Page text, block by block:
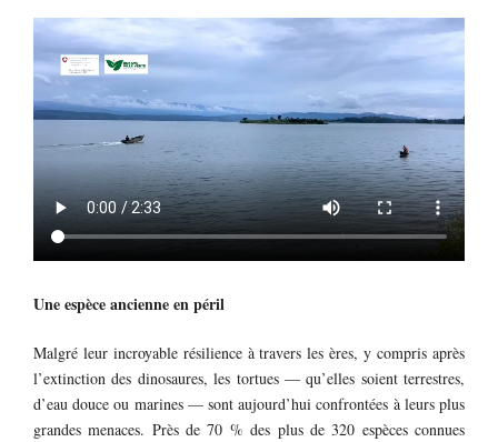
Une espèce ancienne en péril
Malgré leur incroyable résilience à travers les ères, y compris après
l’extinction des dinosaures, les tortues — qu’elles soient terrestres,
d’eau douce ou marines — sont aujourd’hui confrontées à leurs plus
grandes menaces. Près de 70 % des plus de 320 espèces connues